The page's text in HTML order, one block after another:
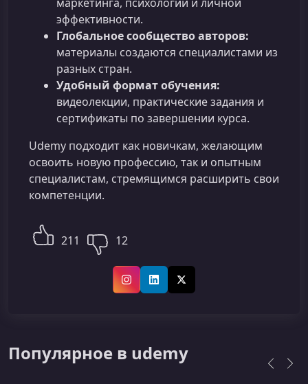
эффективности.
Глобальное сообщество авторов:
материалы создаются специалистами из
разных стран.
Удобный формат обучения:
видеолекции, практические задания и
сертификаты по завершении курса.
Udemy подходит как новичкам, желающим
освоить новую профессию, так и опытным
специалистам, стремящимся расширить свои
компетенции.
211 12
InstagramLinkedInX (Twitter)
Популярное в udemy